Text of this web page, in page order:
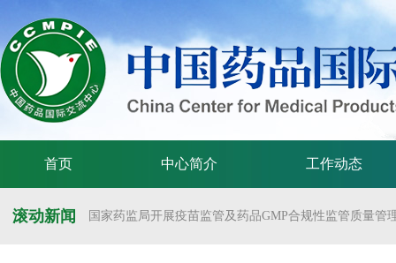
首页 中心简介 工作动态
滚动新闻 国家药监局开展疫苗监管及药品GMP合规性监管质量管